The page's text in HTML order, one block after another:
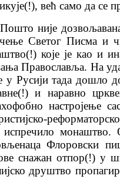
већ само да се
Пошто није
Светог Писма и
које је као и
Православља. На
у Русији тада дошло
и наравно
настројење
испречило монаштво.
Флоровски
снажан отпор(!) у
друштво